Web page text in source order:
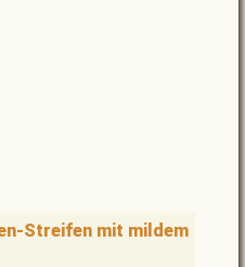
Streifen mit mildem